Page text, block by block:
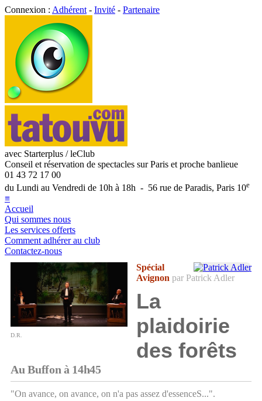
Connexion : Adhérent - Invité - Partenaire
avec Starterplus / leClub
Conseil et réservation de spectacles sur Paris et proche banlieue
01 43 72 17 00
du Lundi au Vendredi de 10h à 18h - 56 rue de Paradis, Paris 10e
≡
Accueil
Qui sommes nous
Les services offerts
Comment adhérer au club
Contactez-nous
D.R.
Spécial
Avignon par Patrick Adler
La
plaidoirie
des forêts
Au Buffon à 14h45
"On avance, on avance, on n'a pas assez d'essenceS...".